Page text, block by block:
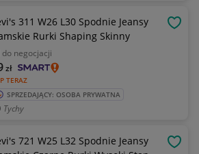
311 W26 L30 Spodnie Jeansy
Rurki Shaping Skinny
do negocjacji
TERAZ
zł
SPRZEDAJĄCY: OSOBA PRYWATNA
Tychy
721 W25 L32 Spodnie Jeansy